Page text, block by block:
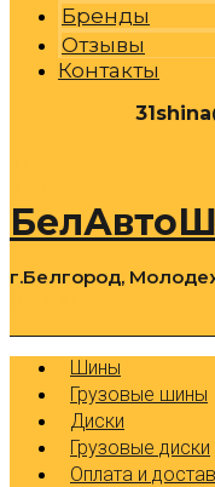
Бренды
Отзывы
Контакты
г.Белгород,
Шины
Грузовые шины
Диски
Грузовые диски
Оплата и